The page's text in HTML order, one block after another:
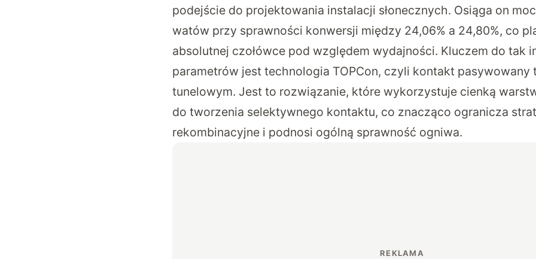
podejście do projektowania instalacji słonecznych. Osiąga on
watów przy sprawności konwersji między 24,06% a 24,80%, co
absolutnej czołówce pod względem wydajności. Kluczem do tak
parametrów jest technologia TOPCon, czyli kontakt pasywowany
tunelowym. Jest to rozwiązanie, które wykorzystuje cienką
do tworzenia selektywnego kontaktu, co znacząco ogranicza
rekombinacyjne i podnosi ogólną sprawność ogniwa.